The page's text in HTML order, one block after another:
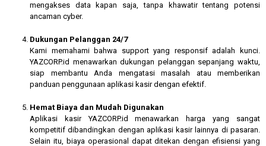
mengakses data kapan saja, tanpa khawatir tentang potensi
ancaman cyber.
Dukungan Pelanggan 24/7
Kami memahami bahwa support yang responsif adalah kunci.
YAZCORP.id menawarkan dukungan pelanggan sepanjang waktu,
siap membantu Anda mengatasi masalah atau memberikan
panduan penggunaan aplikasi kasir dengan efektif.
Hemat Biaya dan Mudah Digunakan
Aplikasi kasir YAZCORP.id menawarkan harga yang sangat
kompetitif dibandingkan dengan aplikasi kasir lainnya di pasaran.
Selain itu, biaya operasional dapat ditekan dengan efisiensi yang